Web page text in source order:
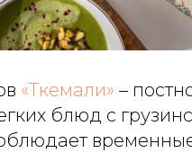
«Ткемали» –
блюд с